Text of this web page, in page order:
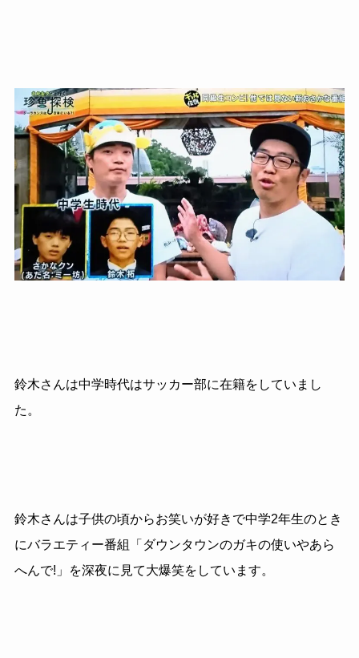
鈴木さんは中学時代はサッカー部に在籍をしていまし
た。
鈴木さんは子供の頃からお笑いが好きで中学2年生のとき
にバラエティー番組「ダウンタウンのガキの使いやあら
へんで!」を深夜に見て大爆笑をしています。